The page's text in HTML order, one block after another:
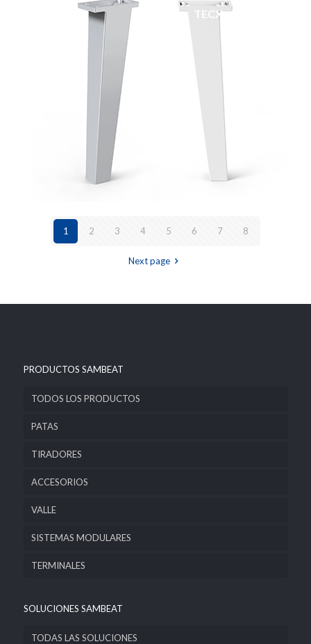
TECX
1 2 3 4 5 6 7 8
Next page
PRODUCTOS SAMBEAT
TODOS LOS PRODUCTOS
PATAS
TIRADORES
ACCESORIOS
VALLE
SISTEMAS MODULARES
TERMINALES
SOLUCIONES SAMBEAT
TODAS LAS SOLUCIONES